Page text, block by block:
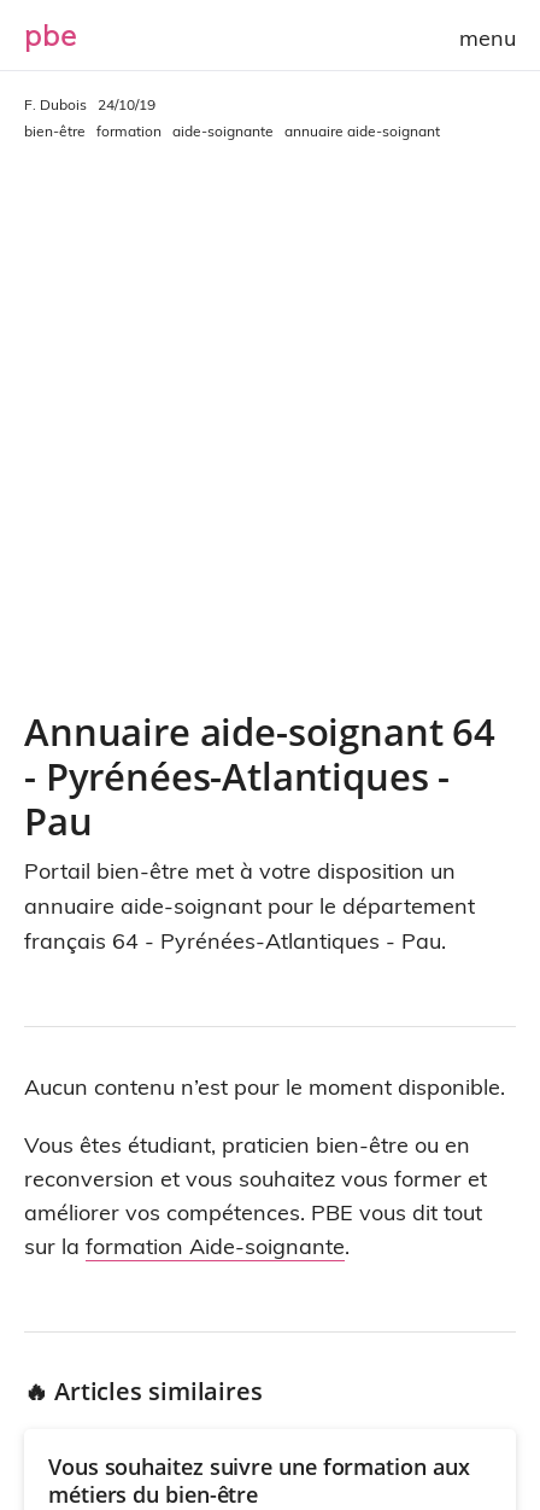
pbe
F. Dubois
24/10/19
bien-être
formation aide-soignante annuaire aide-soignant
Annuaire aide-soignant 64
- Pyrénées-Atlantiques -
Pau
Portail bien-être met à votre disposition un
annuaire aide-soignant pour le département
français 64 - Pyrénées-Atlantiques - Pau.
Aucun contenu n’est pour le moment disponible.
Vous êtes étudiant, praticien bien-être ou en
reconversion et vous souhaitez vous former et
améliorer vos compétences. PBE vous dit tout
sur la formation Aide-soignante.
🔥 Articles similaires
Vous souhaitez suivre une formation aux
métiers du bien-être